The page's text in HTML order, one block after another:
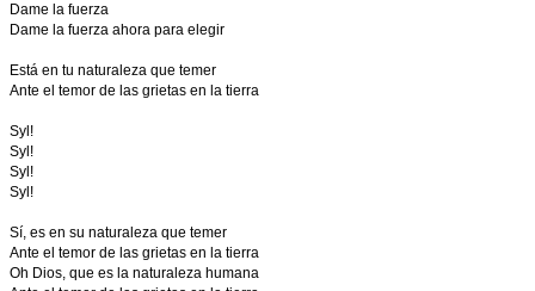
Dame la fuerza
Dame la fuerza ahora para elegir
Está en tu naturaleza que temer
Ante el temor de las grietas en la tierra
Syl!
Syl!
Syl!
Syl!
Sí, es en su naturaleza que temer
Ante el temor de las grietas en la tierra
Oh Dios, que es la naturaleza humana